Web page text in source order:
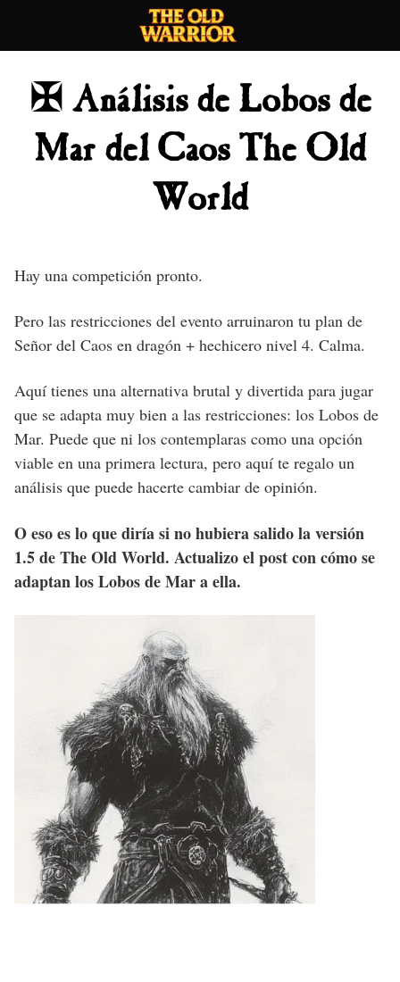
content
✠ Análisis de Lobos de
Mar del Caos The Old
World
Hay una competición pronto.
Pero las restricciones del evento arruinaron tu plan de
Señor del Caos en dragón + hechicero nivel 4. Calma.
Aquí tienes una alternativa brutal y divertida para jugar
que se adapta muy bien a las restricciones: los Lobos de
Mar. Puede que ni los contemplaras como una opción
viable en una primera lectura, pero aquí te regalo un
análisis que puede hacerte cambiar de opinión.
O eso es lo que diría si no hubiera salido la versión
1.5 de The Old World. Actualizo el post con cómo se
adaptan los Lobos de Mar a ella.